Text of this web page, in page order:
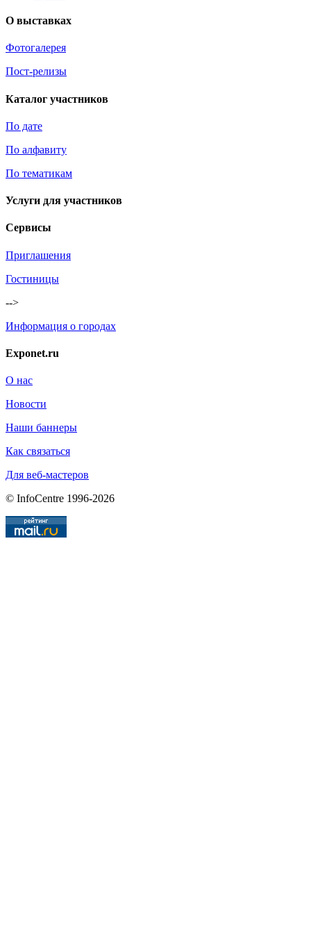
О выставках
Фотогалерея
Пост-релизы
Каталог участников
По дате
По алфавиту
По тематикам
Услуги для участников
Сервисы
Приглашения
Гостиницы
-->
Информация о городах
Exponet.ru
О нас
Новости
Наши баннеры
Как связаться
Для веб-мастеров
© InfoCentre 1996-2026